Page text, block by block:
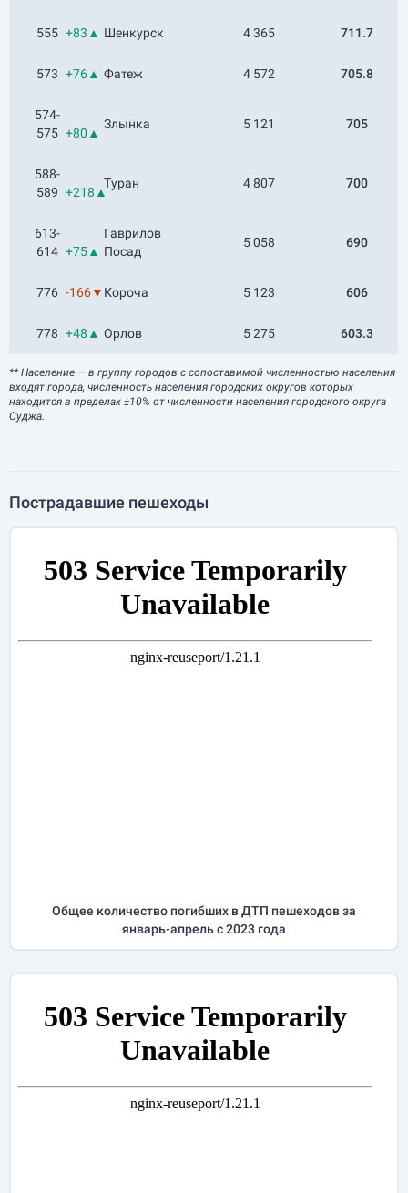
555 +83▲ Шенкурск 4 365 711.7
573 +76▲ Фатеж 4 572 705.8
574-
575 +80▲
Злынка 5 121 705
588-
589 +218▲
Туран 4 807 700
613-
614 +75▲
Гаврилов
Посад
5 058 690
776 -166▼ Короча 5 123 606
778 +48▲ Орлов 5 275 603.3
** Население — в группу городов с сопоставимой численностью населения
входят города, численность населения городских округов которых
находится в пределах ±10% от численности населения городского округа
Суджа.
Пострадавшие пешеходы
Общее количество погибших в ДТП пешеходов за
январь-апрельс 2023 года